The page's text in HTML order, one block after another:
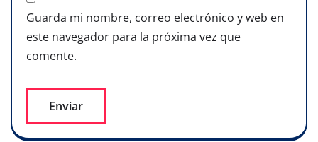
Guarda mi nombre, correo electrónico y web en
este navegador para la próxima vez que
comente.